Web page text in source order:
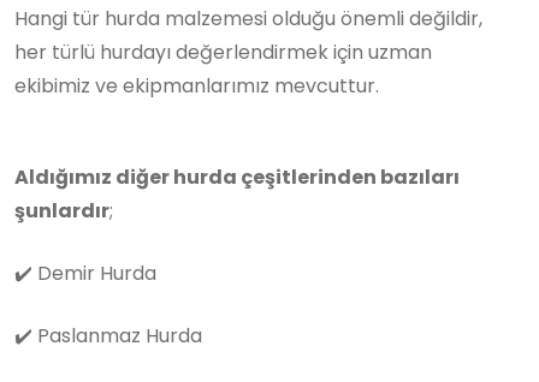
Hangi tür hurda malzemesi olduğu önemli değildir,
her türlü hurdayı değerlendirmek için uzman
ekibimiz ve ekipmanlarımız mevcuttur.
Aldığımız diğer hurda çeşitlerinden bazıları
şunlardır;
✔️ Demir Hurda
✔️ Paslanmaz Hurda